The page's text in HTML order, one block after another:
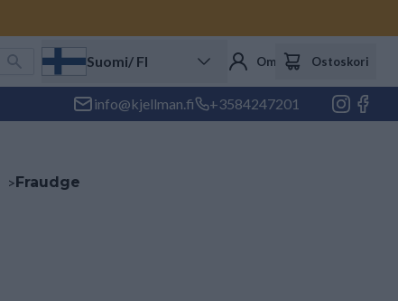
Suomi/ FI Oma tili Ostoskori
info@kjellman.fi +3584247201
>Fraudge